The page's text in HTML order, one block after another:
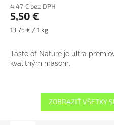
4,47 € bez DPH
5,50 €
Jednotková
13,75 € / 1 kg
Taste of Nature je ultra
kvalitným mäsom.
ZOBRAZIŤ VŠETKY